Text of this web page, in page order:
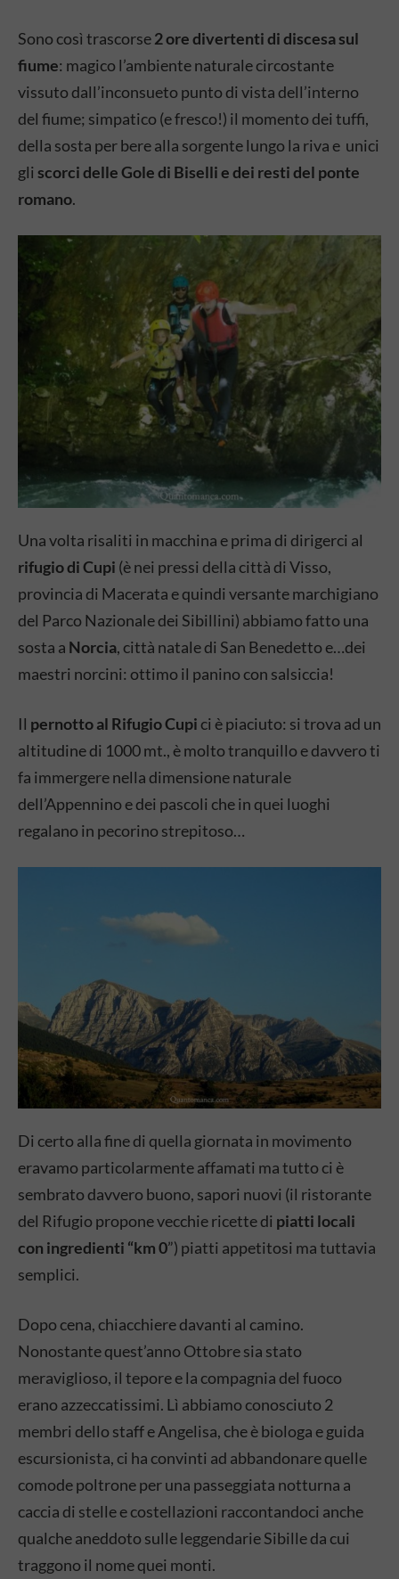
Sono così trascorse2 ore divertenti di discesa sul
fiume: magico l’ambiente naturale circostante
vissuto dall’inconsueto punto di vista dell’interno
del fiume; simpatico (e fresco!) il momento dei tuffi,
della sosta per bere alla sorgente lungo la riva e unici
gli scorci delle Gole di Biselli e dei resti del ponte
romano.
Una volta risaliti in macchina e prima di dirigerci al
rifugio di Cupi (è nei pressi della città di Visso,
provincia di Macerata e quindi versante marchigiano
del Parco Nazionale dei Sibillini) abbiamo fatto una
sosta a Norcia, città natale di San Benedetto e…dei
maestri norcini: ottimo il panino con salsiccia!
Il pernotto al Rifugio Cupi ci è piaciuto: si trova ad un
altitudine di 1000 mt., è molto tranquillo e davvero ti
fa immergere nella dimensione naturale
dell’Appennino e dei pascoli che in quei luoghi
regalano in pecorino strepitoso…
Di certo alla fine di quella giornata in movimento
eravamo particolarmente affamati ma tutto ci è
sembrato davvero buono, sapori nuovi (il ristorante
del Rifugio propone vecchie ricette di piatti locali
con ingredienti “km 0”) piatti appetitosi ma tuttavia
semplici.
Dopo cena, chiacchiere davanti al camino.
Nonostante quest’anno Ottobre sia stato
meraviglioso, il tepore e la compagnia del fuoco
erano azzeccatissimi. Lì abbiamo conosciuto 2
membri dello staff e Angelisa, che è biologa e guida
escursionista, ci ha convinti ad abbandonare quelle
comode poltrone per una passeggiata notturna a
caccia di stelle e costellazioni raccontandoci anche
qualche aneddoto sulle leggendarie Sibille da cui
traggono il nome quei monti.